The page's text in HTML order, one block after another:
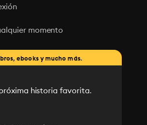
momento
ebooks y mucho más.
historia favorita.